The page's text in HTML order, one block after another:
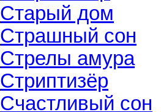
Старый дом
Страшный сон
Стрелы амура
Стриптизёр
Счастливый сон